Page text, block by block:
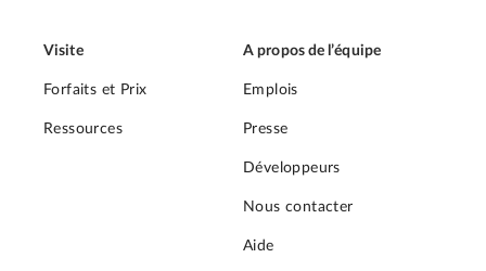
Visite
Forfaits et Prix
Ressources
A propos de l’équipe
Emplois
Presse
Développeurs
Nous contacter
Aide